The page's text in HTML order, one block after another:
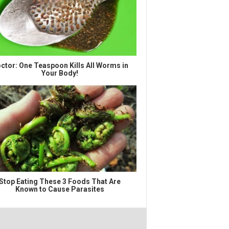
One Teaspoon Kills All Worms in
Your Body!
Eating These 3 Foods That Are
Known to Cause Parasites